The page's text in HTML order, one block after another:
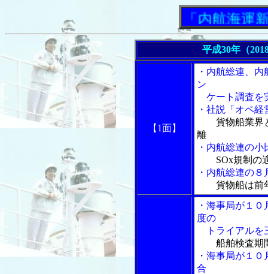
「内航海運新聞
平成30年（
【1面】
・内航総連、
ン
ケート調査を
・社説「 オペ経
貨物船業界
離
・内航総連の
SOx規制の
・内航総連の
貨物船は
・海事局が１
度の
トライアルを
船舶検査期
・海事局が１
合